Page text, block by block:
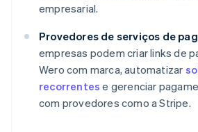
empresarial.
Provedores de serviços de
empresas podem criar links de
Wero com marca, automatizar
recorrentes e gerenciar
com provedores como a Stripe.